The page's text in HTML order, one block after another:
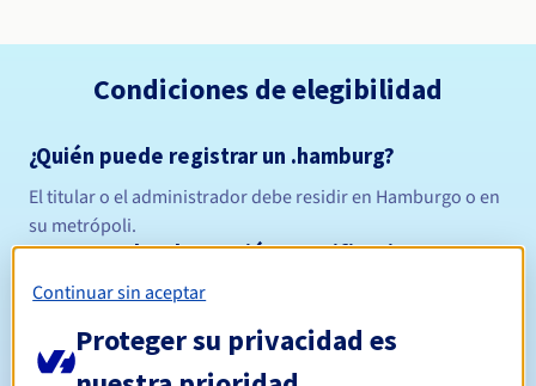
Condiciones de elegibilidad
¿Quién puede registrar un .hamburg?
El titular o el administrador debe residir en Hamburgo o en
su metrópoli.
Reglas de gestión y notificaciones
Continuar sin aceptar
Proteger su privacidad es